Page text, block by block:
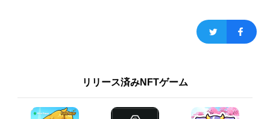
リリース済みNFTゲーム